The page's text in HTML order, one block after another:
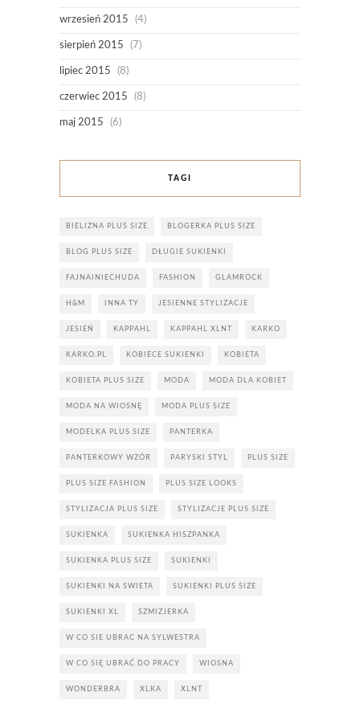
wrzesień 2015 (4)
sierpień 2015 (7)
lipiec 2015 (8)
czerwiec 2015 (8)
maj 2015 (6)
TAGI
BIELIZNA PLUS SIZE BLOGERKA PLUS SIZE
BLOG PLUS SIZE DŁUGIE SUKIENKI
FAJNAINIECHUDA FASHION GLAMROCK
H&M INNA TY JESIENNE STYLIZACJE
JESIEŃ KAPPAHL KAPPAHL XLNT KARKO
KARKO.PL KOBIECE SUKIENKI KOBIETA
KOBIETA PLUS SIZE MODA MODA DLA KOBIET
MODA NA WIOSNĘ MODA PLUS SIZE
MODELKA PLUS SIZE PANTERKA
PANTERKOWY WZÓR PARYSKI STYL PLUS SIZE
PLUS SIZE FASHION PLUS SIZE LOOKS
STYLIZACJA PLUS SIZE STYLIZACJE PLUS SIZE
SUKIENKA SUKIENKA HISZPANKA
SUKIENKA PLUS SIZE SUKIENKI
SUKIENKI NA SWIETA SUKIENKI PLUS SIZE
SUKIENKI XL SZMIZJERKA
W CO SIE UBRAC NA SYLWESTRA
W CO SIĘ UBRAĆ DO PRACY WIOSNA
WONDERBRA XLKA XLNT